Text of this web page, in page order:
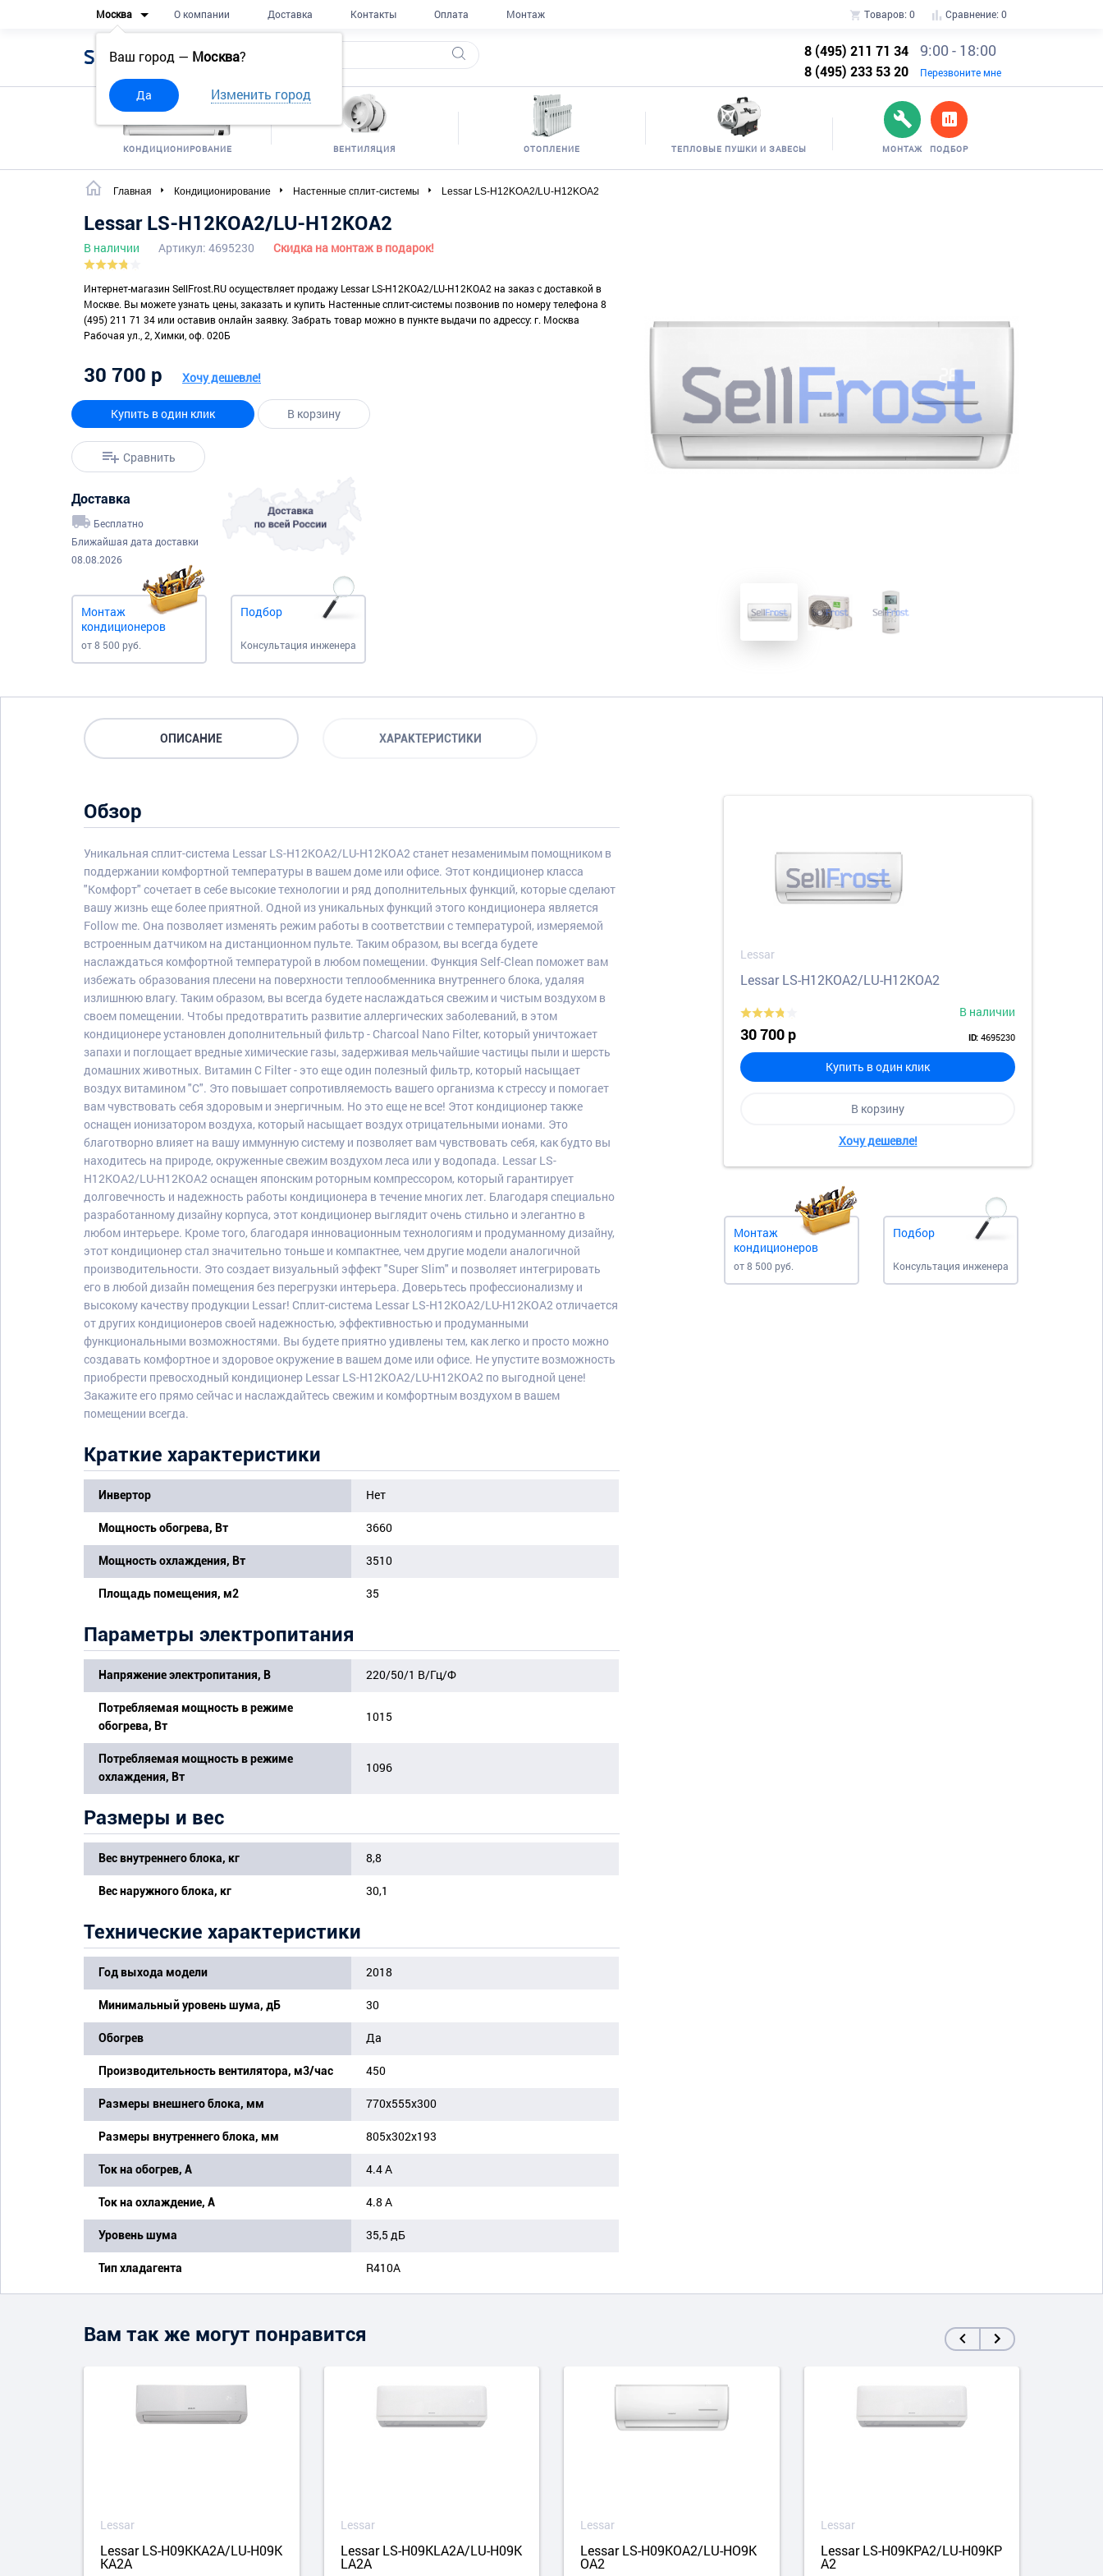
Москва
Ваш город — Москва?
Да Изменить город
О компании Доставка Контакты Оплата Монтаж Товаров: 0 Сравнение: 0
SellFrost
8 (495) 211 71 34
8 (495) 233 53 20
9:00 - 18:00
Перезвоните мне
КОНДИЦИОНИРОВАНИЕ ВЕНТИЛЯЦИЯ ОТОПЛЕНИЕ ТЕПЛОВЫЕ ПУШКИ И ЗАВЕСЫ МОНТАЖ ПОДБОР
Главная Кондиционирование Настенные сплит-системы Lessar LS-H12KOA2/LU-H12KOA2
Lessar LS-H12KOA2/LU-H12KOA2
В наличии Артикул: 4695230 Скидка на монтаж в подарок!
Интернет-магазин SellFrost.RU осуществляет продажу Lessar LS-H12KOA2/LU-H12KOA2 на заказ с доставкой в
Москве. Вы можете узнать цены, заказать и купить Настенные сплит-системы позвонив по номеру телефона 8
(495) 211 71 34 или оставив онлайн заявку. Забрать товар можно в пункте выдачи по адрессу: г. Москва
Рабочая ул., 2, Химки, оф. 020Б
30 700 р Хочу дешевле!
Купить в один клик В корзину
Сравнить
Доставка
Бесплатно
Ближайшая дата доставки
08.08.2026
Монтаж
кондиционеров
от 8 500 руб.
Подбор
Консультация инженера
ОПИСАНИЕ ХАРАКТЕРИСТИКИ
Обзор
Уникальная сплит-система Lessar LS-H12KOA2/LU-H12KOA2 станет незаменимым помощником в
поддержании комфортной температуры в вашем доме или офисе. Этот кондиционер класса
"Комфорт" сочетает в себе высокие технологии и ряд дополнительных функций, которые сделают
вашу жизнь еще более приятной. Одной из уникальных функций этого кондиционера является
Follow me. Она позволяет изменять режим работы в соответствии с температурой, измеряемой
встроенным датчиком на дистанционном пульте. Таким образом, вы всегда будете
наслаждаться комфортной температурой в любом помещении. Функция Self-Clean поможет вам
избежать образования плесени на поверхности теплообменника внутреннего блока, удаляя
излишнюю влагу. Таким образом, вы всегда будете наслаждаться свежим и чистым воздухом в
своем помещении. Чтобы предотвратить развитие аллергических заболеваний, в этом
кондиционере установлен дополнительный фильтр - Charcoal Nano Filter, который уничтожает
запахи и поглощает вредные химические газы, задерживая мельчайшие частицы пыли и шерсть
домашних животных. Витамин С Filter - это еще один полезный фильтр, который насыщает
воздух витамином "С". Это повышает сопротивляемость вашего организма к стрессу и помогает
вам чувствовать себя здоровым и энергичным. Но это еще не все! Этот кондиционер также
оснащен ионизатором воздуха, который насыщает воздух отрицательными ионами. Это
благотворно влияет на вашу иммунную систему и позволяет вам чувствовать себя, как будто вы
находитесь на природе, окруженные свежим воздухом леса или у водопада. Lessar LS-
H12KOA2/LU-H12KOA2 оснащен японским роторным компрессором, который гарантирует
долговечность и надежность работы кондиционера в течение многих лет. Благодаря специально
разработанному дизайну корпуса, этот кондиционер выглядит очень стильно и элегантно в
любом интерьере. Кроме того, благодаря инновационным технологиям и продуманному дизайну,
этот кондиционер стал значительно тоньше и компактнее, чем другие модели аналогичной
производительности. Это создает визуальный эффект "Super Slim" и позволяет интегрировать
его в любой дизайн помещения без перегрузки интерьера. Доверьтесь профессионализму и
высокому качеству продукции Lessar! Сплит-система Lessar LS-H12KOA2/LU-H12KOA2 отличается
от других кондиционеров своей надежностью, эффективностью и продуманными
функциональными возможностями. Вы будете приятно удивлены тем, как легко и просто можно
создавать комфортное и здоровое окружение в вашем доме или офисе. Не упустите возможность
приобрести превосходный кондиционер Lessar LS-H12KOA2/LU-H12KOA2 по выгодной цене!
Закажите его прямо сейчас и наслаждайтесь свежим и комфортным воздухом в вашем
помещении всегда.
Краткие характеристики
Инвертор Нет
Мощность обогрева, Вт 3660
Мощность охлаждения, Вт 3510
Площадь помещения, м2 35
Параметры электропитания
Напряжение электропитания, В 220/50/1 В/Гц/Ф
Потребляемая мощность в режиме
обогрева, Вт
1015
Потребляемая мощность в режиме
охлаждения, Вт
1096
Размеры и вес
Вес внутреннего блока, кг 8,8
Вес наружного блока, кг 30,1
Технические характеристики
Год выхода модели 2018
Минимальный уровень шума, дБ 30
Обогрев Да
Производительность вентилятора, м3/час 450
Размеры внешнего блока, мм 770x555x300
Размеры внутреннего блока, мм 805x302x193
Ток на обогрев, А 4.4 А
Ток на охлаждение, А 4.8 А
Уровень шума 35,5 дБ
Тип хладагента R410A
Lessar
Lessar LS-H12KOA2/LU-H12KOA2
В наличии
30 700 р ID: 4695230
Купить в один клик
В корзину
Хочу дешевле!
Монтаж
кондиционеров
от 8 500 руб.
Подбор
Консультация инженера
Вам так же могут понравится
Lessar
Lessar LS-H09KKA2A/LU-H09K
KA2A
Lessar
Lessar LS-H09KLA2A/LU-H09K
LA2A
Lessar
Lessar LS-H09KOA2/LU-HO9K
OA2
Lessar
Lessar LS-H09KPA2/LU-H09KP
A2